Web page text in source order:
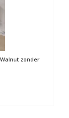
zonder